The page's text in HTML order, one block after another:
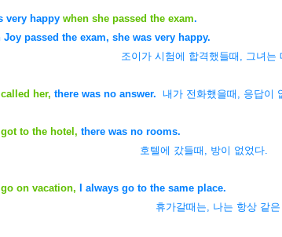
very happy when she passed the exam.
Joy passed the exam, she was very happy.
가 시험에 합격했들때, 그녀는 매우
her, there was no answer. 내가 전화했을때, 응답이
to the hotel, there was no rooms.
호텔에 갔들때, 방이 없었다.
on vacation, I always go to the same place.
갈때는, 나는 항상 같은 장소